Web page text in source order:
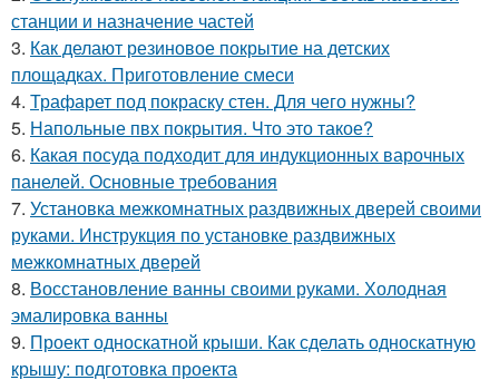
станции и назначение частей
3. Как делают резиновое покрытие на детских
площадках. Приготовление смеси
4. Трафарет под покраску стен. Для чего нужны?
5. Напольные пвх покрытия. Что это такое?
6. Какая посуда подходит для индукционных варочных
панелей. Основные требования
7. Установка межкомнатных раздвижных дверей своими
руками. Инструкция по установке раздвижных
межкомнатных дверей
8. Восстановление ванны своими руками. Холодная
эмалировка ванны
9. Проект односкатной крыши. Как сделать односкатную
крышу: подготовка проекта